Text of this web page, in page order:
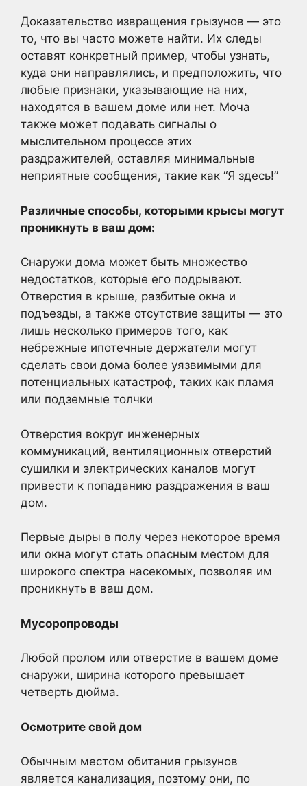
Доказательство извращения грызунов — это
то, что вы часто можете найти. Их следы
оставят конкретный пример, чтобы узнать,
куда они направлялись, и предположить, что
любые признаки, указывающие на них,
находятся в вашем доме или нет. Моча
также может подавать сигналы о
мыслительном процессе этих
раздражителей, оставляя минимальные
неприятные сообщения, такие как “Я здесь!”
Различные способы, которыми крысы могут
проникнуть в ваш дом:
Снаружи дома может быть множество
недостатков, которые его подрывают.
Отверстия в крыше, разбитые окна и
подъезды, а также отсутствие защиты — это
лишь несколько примеров того, как
небрежные ипотечные держатели могут
сделать свои дома более уязвимыми для
потенциальных катастроф, таких как пламя
или подземные толчки
Отверстия вокруг инженерных
коммуникаций, вентиляционных отверстий
сушилки и электрических каналов могут
привести к попаданию раздражения в ваш
дом.
Первые дыры в полу через некоторое время
или окна могут стать опасным местом для
широкого спектра насекомых, позволяя им
проникнуть в ваш дом.
Мусоропроводы
Любой пролом или отверстие в вашем доме
снаружи, ширина которого превышает
четверть дюйма.
Осмотрите свой дом
Обычным местом обитания грызунов
является канализация, поэтому они, по